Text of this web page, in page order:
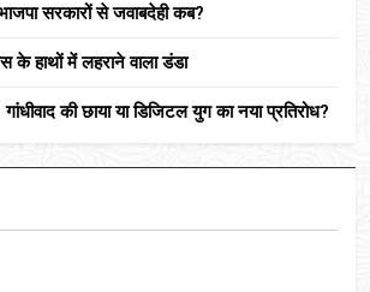
सरकारों से जवाबदेही कब?
के हाथों में लहराने वाला डंडा
की छाया या डिजिटल युग का नया प्रतिरोध?